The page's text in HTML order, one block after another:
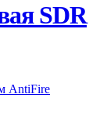
SDR